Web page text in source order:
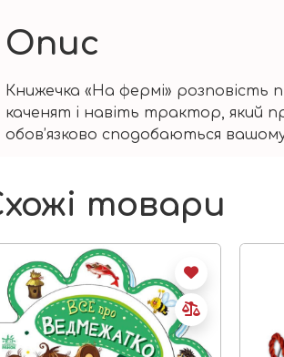
Опис
Книжечка «На фермi» розповiсть
каченят i навiть трактор, який
обов’язково сподобаються
товари